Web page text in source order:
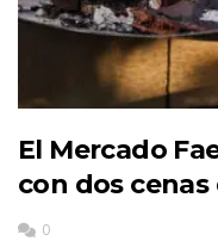
El Mercado
con dos
0